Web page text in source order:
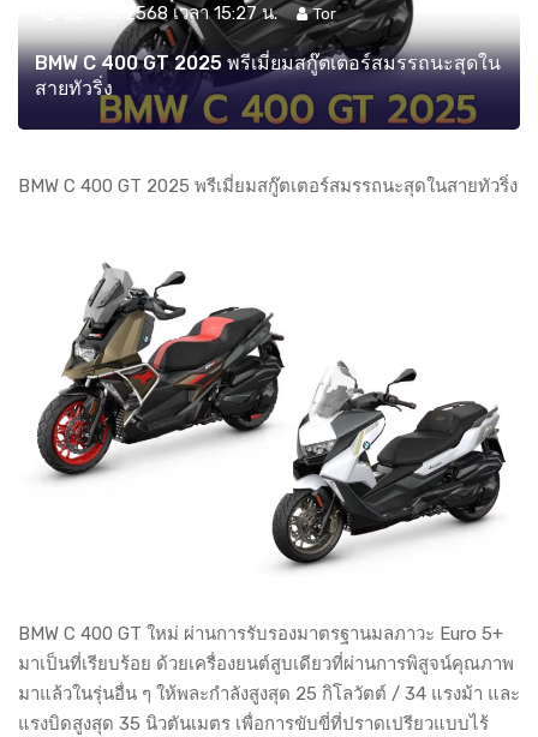
23 ก.พ. 2568 เวลา 15:27 น. Tor
BMW C 400 GT 2025 พรีเมี่ยมสกู๊ตเตอร์สมรรถนะสุดใน
สายทัวริ่ง
BMW C 400 GT 2025 พรีเมี่ยมสกู๊ตเตอร์สมรรถนะสุดในสายทัวริ่ง
BMW C 400 GT ใหม่ ผ่านการรับรองมาตรฐานมลภาวะ Euro 5+
มาเป็นที่เรียบร้อย ด้วยเครื่องยนต์สูบเดียวที่ผ่านการพิสูจน์คุณภาพ
มาแล้วในรุ่นอื่น ๆ ให้พละกำลังสูงสุด 25 กิโลวัตต์ / 34 แรงม้า และ
แรงบิดสูงสุด 35 นิวตันเมตร เพื่อการขับขี่ที่ปราดเปรียวแบบไร้